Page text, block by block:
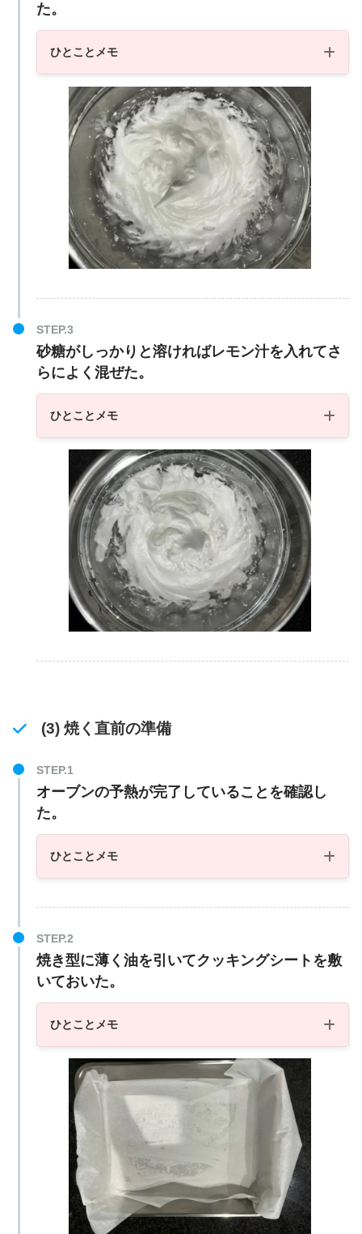
た。
ひとことメモ
砂糖がしっかりと溶ければレモン汁を入れてさ
らによく混ぜた。
ひとことメモ
(3) 焼く直前の準備
オーブンの予熱が完了していることを確認し
た。
ひとことメモ
焼き型に薄く油を引いてクッキングシートを敷
いておいた。
ひとことメモ